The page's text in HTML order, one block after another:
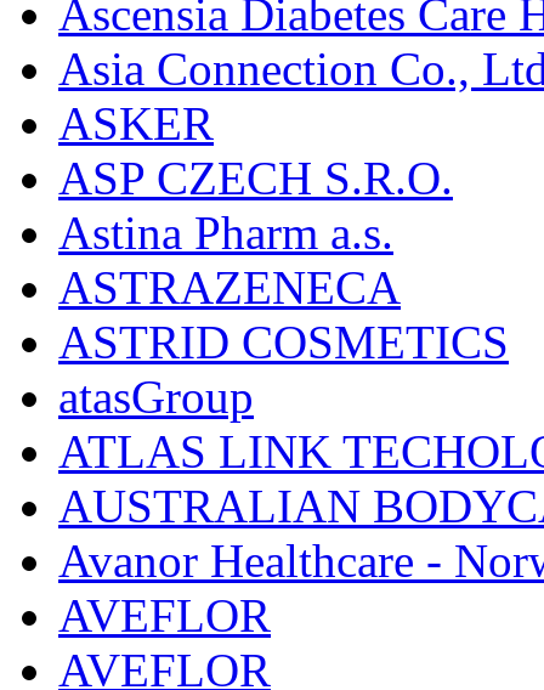
Ascensia Diabetes Care
Asia Connection Co.,
ASKER
ASP CZECH S.R.O.
Astina Pharm a.s.
ASTRAZENECA
ASTRID COSMETICS
atasGroup
ATLAS LINK
AUSTRALIAN
Avanor Healthcare -
AVEFLOR
AVEFLOR